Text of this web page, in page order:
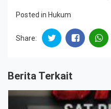
Posted in Hukum
Share:
Berita Terkait